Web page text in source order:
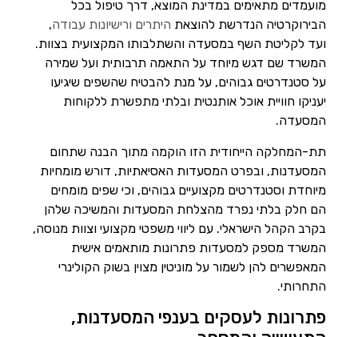
מועמדים מתאימים במדינת המוצא, דרך טיפול בכל
הבירוקרטיה הנדרשת להוצאת היתרים ורישיונות עבודה,
ועד לקליטת השף במסעדה והשתלבותו המקצועית בצוות.
המשרד שם דגש מיוחד על התאמה תרבותית ועל שמירה
על סטנדרטים גבוהים, על מנת להבטיח שהשפים שיגיעו
יעניקו חוויית אוכל אותנטית ובלתי מתפשרת ללקוחות
המסעדה.
תת-המחלקה הייחודית הזו הוקמה מתוך הבנה שתחום
המסעדנות, ובפרט המסעדות האסיאתיות, דורש מומחיות
מיוחדת וסטנדרטים מקצועיים גבוהים, וכי שפים מומחים
הם חלק בלתי נפרד מהצלחת המסעדות והמשיכה שלהן
בקרב הקהל הישראלי. עם ליווי משפטי מקצועי וצוות מנוסה,
המשרד מספק למסעדות פתרונות מותאמים אישית
המאפשרים להן לשמור על מוניטין מצוין בשוק הקולינרי
התחרותי.
פתרונות לעסקים בענפי המסעדנות,